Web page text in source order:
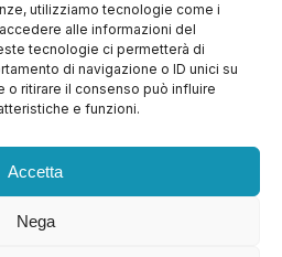
utilizziamo tecnologie come i
alle informazioni del
tecnologie ci permetterà di
di navigazione o ID unici su
o ritirare il consenso può influire
e funzioni.
Accetta
Nega